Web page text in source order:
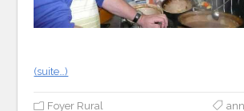
(suite…)
Foyer Rural